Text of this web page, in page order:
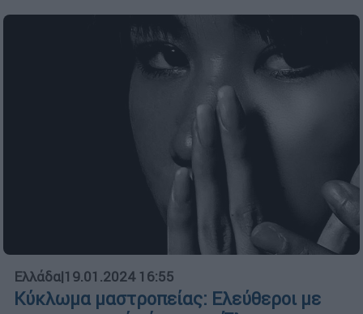
Ελλάδα|19.01.2024 16:55
Κύκλωμα μαστροπείας: Ελεύθεροι με